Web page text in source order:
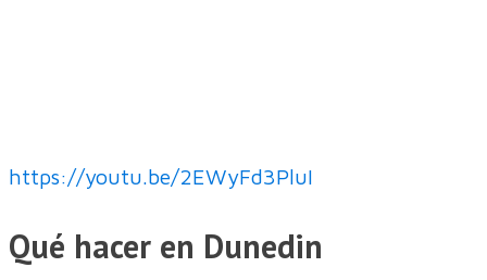
https://youtu.be/2EWyFd3PluI
Qué hacer en Dunedin